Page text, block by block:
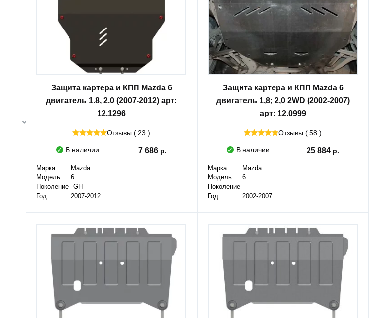
Защита картера и КПП Mazda 6
двигатель 1.8, 2.0 (2007-2012) арт:
12.1296
Отзывы ( 23 )
В наличии 7 686
Марка
Mazda
Модель
6
Поколение
GH
Год
2007-2012
Защита картера и КПП Mazda 6
двигатель 1,8; 2,0 2WD (2002-2007)
арт: 12.0999
Отзывы ( 58 )
В наличии 25 884
Марка
Mazda
Модель
6
Поколение
Год
2002-2007